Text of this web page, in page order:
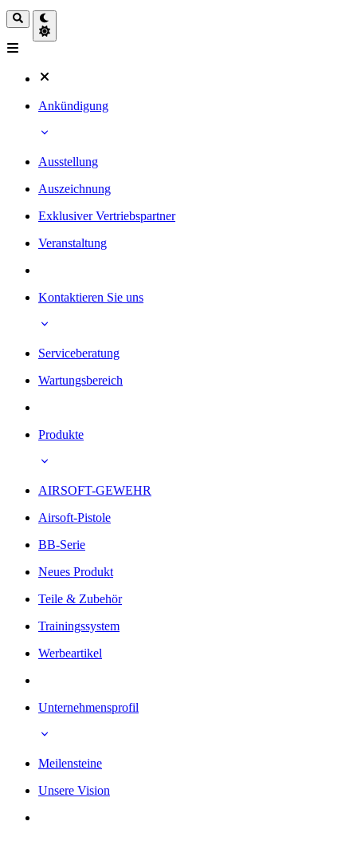
Ankündigung
Ausstellung
Auszeichnung
Exklusiver Vertriebspartner
Veranstaltung
Kontaktieren Sie uns
Serviceberatung
Wartungsbereich
Produkte
AIRSOFT-GEWEHR
Airsoft-Pistole
BB-Serie
Neues Produkt
Teile & Zubehör
Trainingssystem
Werbeartikel
Unternehmensprofil
Meilensteine
Unsere Vision